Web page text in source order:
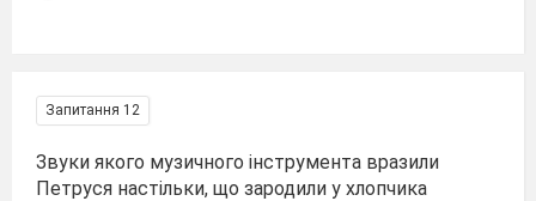
Запитання 12
Звуки якого музичного інструмента вразили
Петруся настільки, що зародили у хлопчика